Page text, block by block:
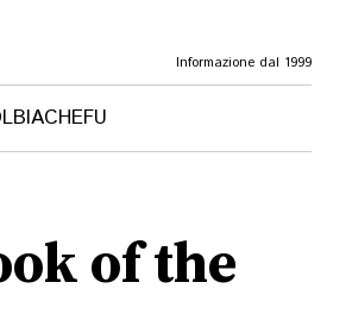
Informazione dal 1999
of the